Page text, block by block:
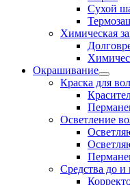
Сухой
Химическая
Окрашивание
Краска для
Осветление
Средства до и